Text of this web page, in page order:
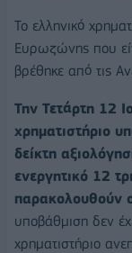
Το ελληνικό
Ευρωζώνης που
βρέθηκε από τις
Την Τετάρτη 12
χρηματιστήριο
δείκτη
ενεργητικό 12
παρακολουθούν
υποβάθμιση δεν
χρηματιστήριο